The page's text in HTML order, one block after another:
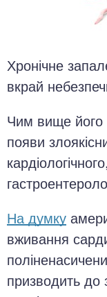
Хронічне
вкрай
Чим вище його
появи
На думку
вживання
призводить до